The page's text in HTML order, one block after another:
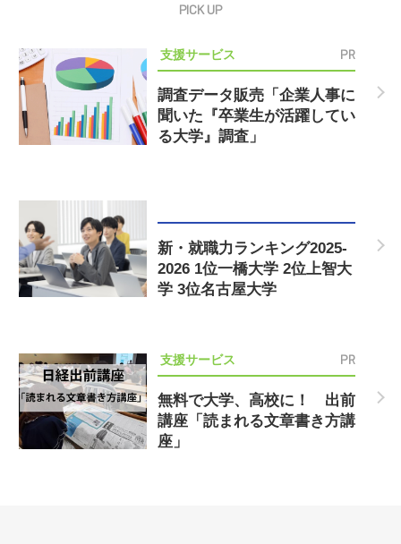
支援サービス PR
調査データ販売「企業人事に
聞いた『卒業生が活躍してい
る大学』調査」
新・就職力ランキング2025-
2026 1位一橋大学 2位上智大
学 3位名古屋大学
支援サービス PR
無料で大学、高校に！ 出前
講座「読まれる文章書き方講
座」